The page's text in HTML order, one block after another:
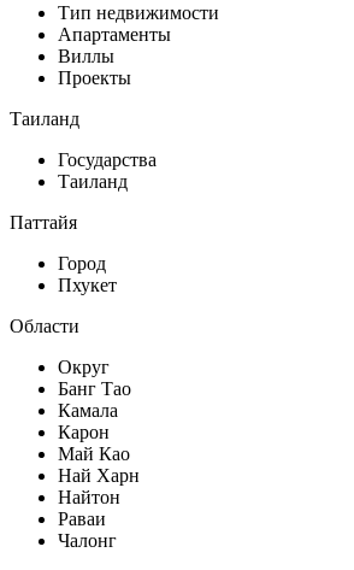
Тип недвижимости
Апартаменты
Виллы
Проекты
Таиланд
Государства
Таиланд
Паттайя
Город
Пхукет
Области
Округ
Банг Тао
Камала
Карон
Май Као
Най Харн
Найтон
Раваи
Чалонг